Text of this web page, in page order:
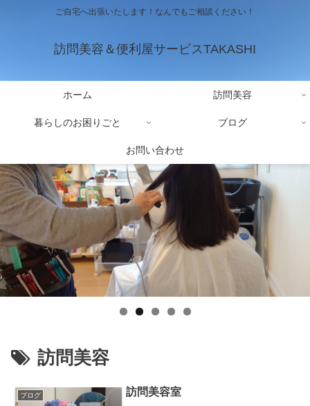
ご自宅へ出張いたします！なんでもご相談ください！
訪問美容＆便利屋サービスTAKASHI
ホーム 訪問美容
暮らしのお困りごと ブログ
お問い合わせ
訪問美容
ブログ 訪問美容室